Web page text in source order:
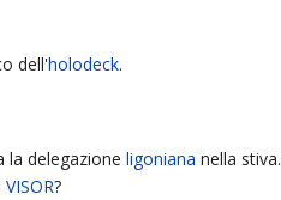
dell'holodeck.
la delegazioneligoniana nella stiva.
VISOR?